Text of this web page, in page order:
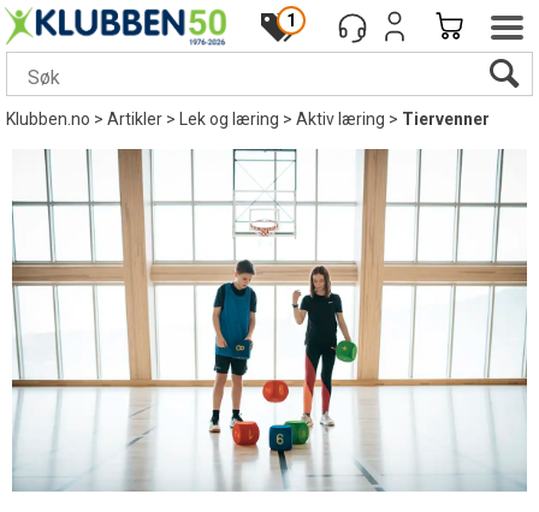
1
Klubben.no>Artikler> Lek og læring>Aktiv læring>Tiervenner